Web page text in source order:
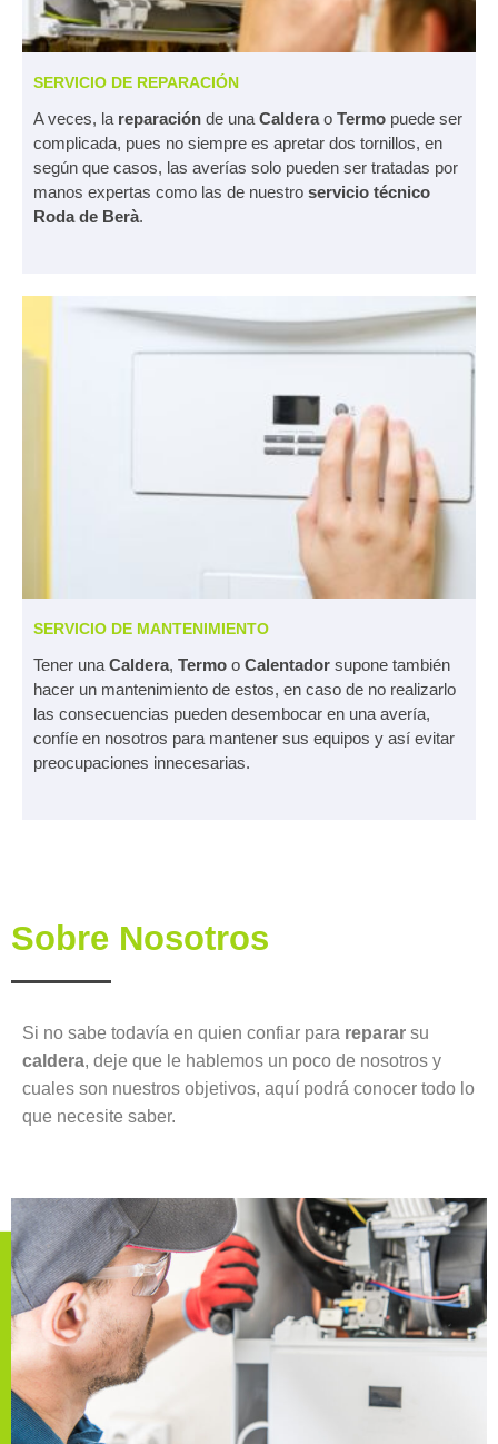
SERVICIO DE REPARACIÓN
A veces, la reparación de una Calderao Termo puede ser
complicada, pues no siempre es apretar dos tornillos, en
según que casos, las averías solo pueden ser tratadas por
manos expertas como las de nuestro servicio técnico
Roda de Berà.
SERVICIO DE MANTENIMIENTO
Tener una Caldera, Termo o Calentador supone también
hacer un mantenimiento de estos, en caso de no realizarlo
las consecuencias pueden desembocar en una avería,
confíe en nosotros para mantener sus equipos y así evitar
preocupaciones innecesarias.
Sobre Nosotros
Si no sabe todavía en quien confiar para reparar su
caldera, deje que le hablemos un poco de nosotros y
cuales son nuestros objetivos, aquí podrá conocer todo lo
que necesite saber.